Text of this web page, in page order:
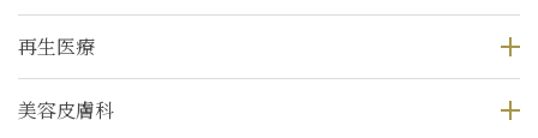
再生医療
美容皮膚科